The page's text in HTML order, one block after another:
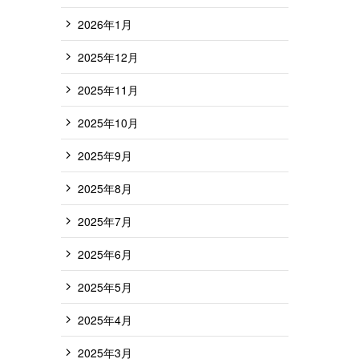
2026年1月
2025年12月
2025年11月
2025年10月
2025年9月
2025年8月
2025年7月
2025年6月
2025年5月
2025年4月
2025年3月